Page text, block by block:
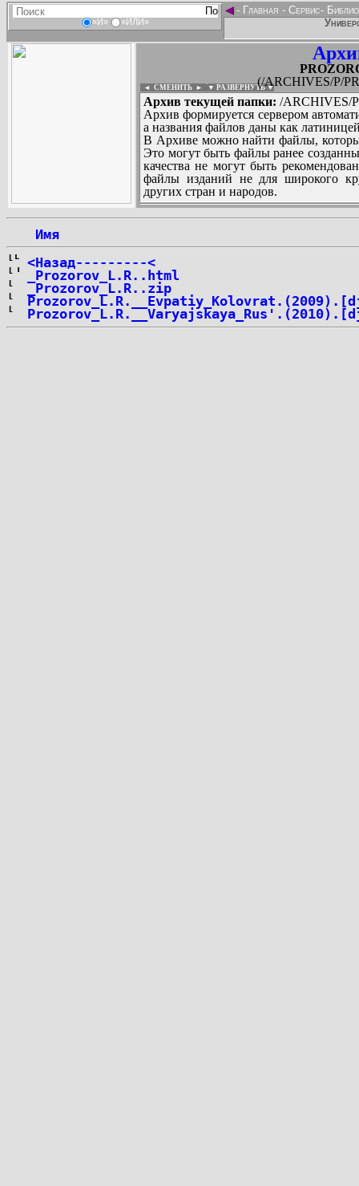
«И» «ИЛИ»
◄- Главная - Сервис-
(/ARCHIVES/P/
◄ СМЕНИТЬ ► ▼ РАЗВЕРНУТЬ ▼
Архив текущей папки: /ARCHIVES/
Архив формируется сервером
а названия файлов даны как
В Архиве можно найти файлы,
Это могут быть файлы ранее
качества не могут быть
файлы изданий не для широкого
других стран и народов.
Имя
<Назад---------<
_Prozorov_L.R..html
_Prozorov_L.R..zip